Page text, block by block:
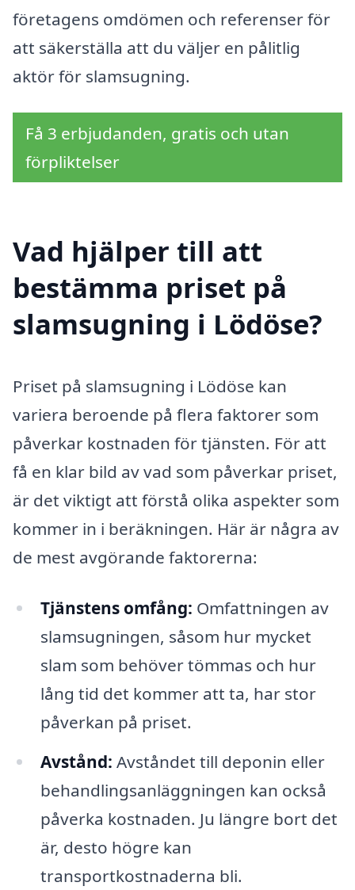
företagens omdömen och referenser för
att säkerställa att du väljer en pålitlig
aktör för slamsugning.
Få 3 erbjudanden, gratis och utan
förpliktelser
Vad hjälper till att
bestämma priset på
slamsugning i Lödöse?
Priset på slamsugning i Lödöse kan
variera beroende på flera faktorer som
påverkar kostnaden för tjänsten. För att
få en klar bild av vad som påverkar priset,
är det viktigt att förstå olika aspekter som
kommer in i beräkningen. Här är några av
de mest avgörande faktorerna:
Tjänstens omfång: Omfattningen av
slamsugningen, såsom hur mycket
slam som behöver tömmas och hur
lång tid det kommer att ta, har stor
påverkan på priset.
Avstånd: Avståndet till deponin eller
behandlingsanläggningen kan också
påverka kostnaden. Ju längre bort det
är, desto högre kan
transportkostnaderna bli.